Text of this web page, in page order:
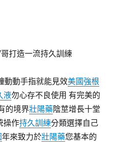
打造一流持久訓練
動動手指就能見效美國強根
液勿心存不良使用 有完美的
的境界壯陽藥陰莖增長十堂
操作持久訓練分類選擇自己
年來致力於壯陽藥您基本的